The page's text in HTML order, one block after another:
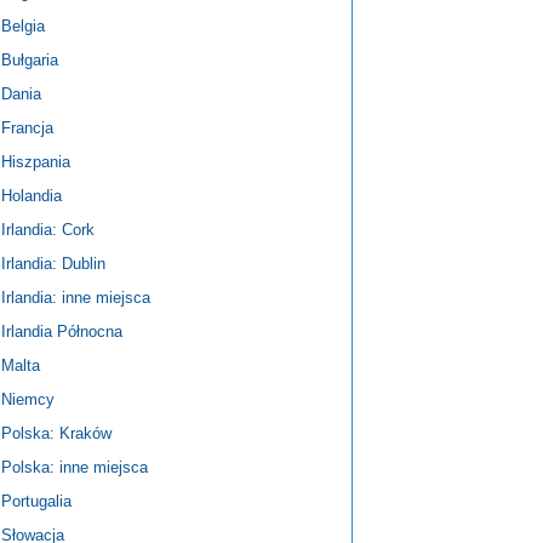
Belgia
Bułgaria
Dania
Francja
Hiszpania
Holandia
Irlandia: Cork
Irlandia: Dublin
Irlandia: inne miejsca
Irlandia Północna
Malta
Niemcy
Polska: Kraków
Polska: inne miejsca
Portugalia
Słowacja